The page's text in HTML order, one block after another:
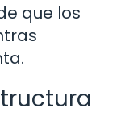
que los